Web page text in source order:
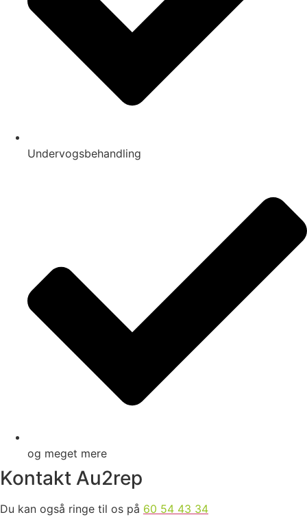
Undervogsbehandling
og meget mere
Kontakt Au2rep
Du kan også ringe til os på 60 54 43 34